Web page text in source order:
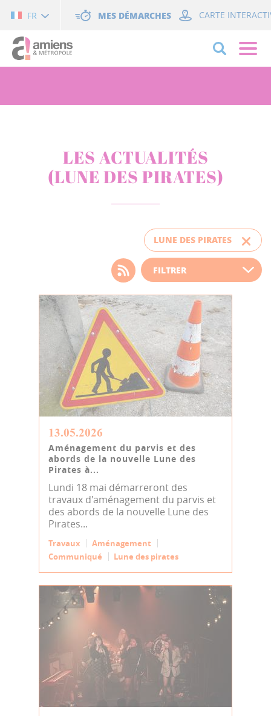
FR MES DÉMARCHES CARTE
LES ACTUALITÉS
(LUNE DES PIRATES)
LUNE DES PIRATES
Choisissez votre filtre
d'actualité
13.05.2026
Aménagement du parvis et des
abords de la nouvelle Lune des
Pirates à...
Lundi 18 mai démarreront des
travaux d'aménagement du parvis et
des abords de la nouvelle Lune des
Pirates...
Travaux
Aménagement
Communiqué
Lune des pirates